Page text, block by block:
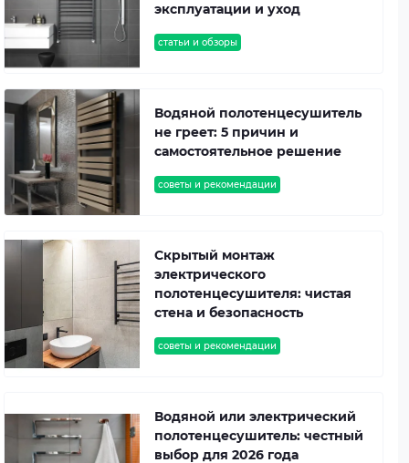
статьи и обзоры
эксплуатации и уход
советы и рекомендации
Водяной полотенцесушитель
не греет: 5 причин и
самостоятельное решение
советы и рекомендации
Скрытый монтаж
электрического
полотенцесушителя: чистая
стена и безопасность
Водяной или электрический
полотенцесушитель: честный
выбор для 2026 года